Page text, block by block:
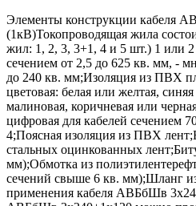
Элементы конструкции кабеля
(1кВ)Токопроводящая жила
жил: 1, 2, 3, 3+1, 4 и 5 шт.) 1 или 2
сечением от 2,5 до 625 кв. мм, -
до 240 кв. мм;Изоляция из ПВХ
цветовая: белая или желтая,
малиновая, коричневая или
цифровая для кабелей сечением
4;Поясная изоляция из ПВХ
стальных оцинкованных
мм);Обмотка из
сечений свыше 6 кв. мм);Шланг
применения кабеля АВБбШв